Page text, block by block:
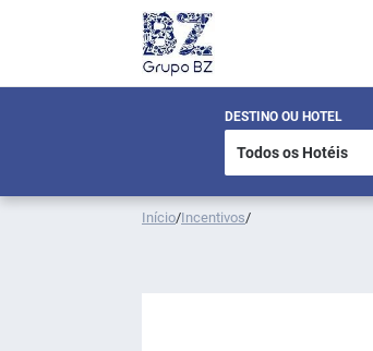
DESTINO OU HOTEL
Início/Incentivos/